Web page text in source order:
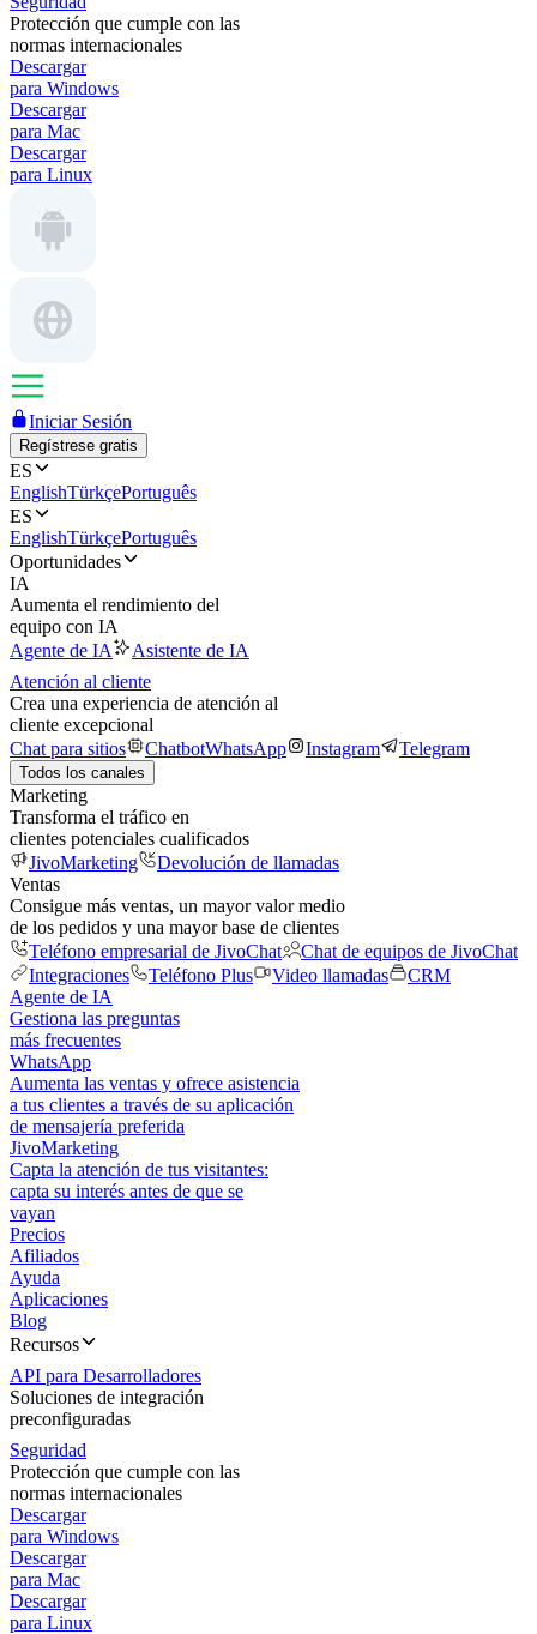
Protección que cumple con las
normas internacionales
Descargar
para Windows
Descargar
para Mac
Descargar
para Linux
Iniciar Sesión
Regístrese gratis
ES
EnglishTürkçePortuguês
ES
EnglishTürkçePortuguês
Oportunidades
IA
Aumenta el rendimiento del
equipo con IA
Agente de IA
Asistente de IA
Atención al cliente
Crea una experiencia de atención al
cliente excepcional
Chat para sitios
ChatbotWhatsApp Instagram Telegram
Todos los canales
Marketing
Transforma el tráfico en
clientes potenciales cualificados
JivoMarketing
Devolución de llamadas
Ventas
Consigue más ventas, un mayor valor medio
de los pedidos y una mayor base de clientes
Teléfono empresarial de JivoChat
Chat de equipos de JivoChat
Integraciones
Teléfono Plus Video llamadas
CRM
Agente de IA
Gestiona las preguntas
más frecuentes
WhatsApp
Aumenta las ventas y ofrece asistencia
a tus clientes a través de su aplicación
de mensajería preferida
JivoMarketing
Capta la atención de tus visitantes:
capta su interés antes de que se
vayan
Precios
Afiliados
Ayuda
Aplicaciones
Blog
Recursos
API para Desarrolladores
Soluciones de integración
preconfiguradas
Seguridad
Protección que cumple con las
normas internacionales
Descargar
para Windows
Descargar
para Mac
Descargar
para Linux